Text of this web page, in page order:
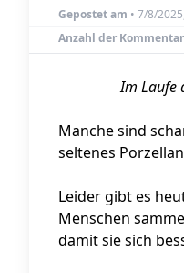
Gepostet am • 7/8/
Anzahl der
Im Laufe
Manche sind
seltenes
Leider gibt es
Menschen
damit sie sich